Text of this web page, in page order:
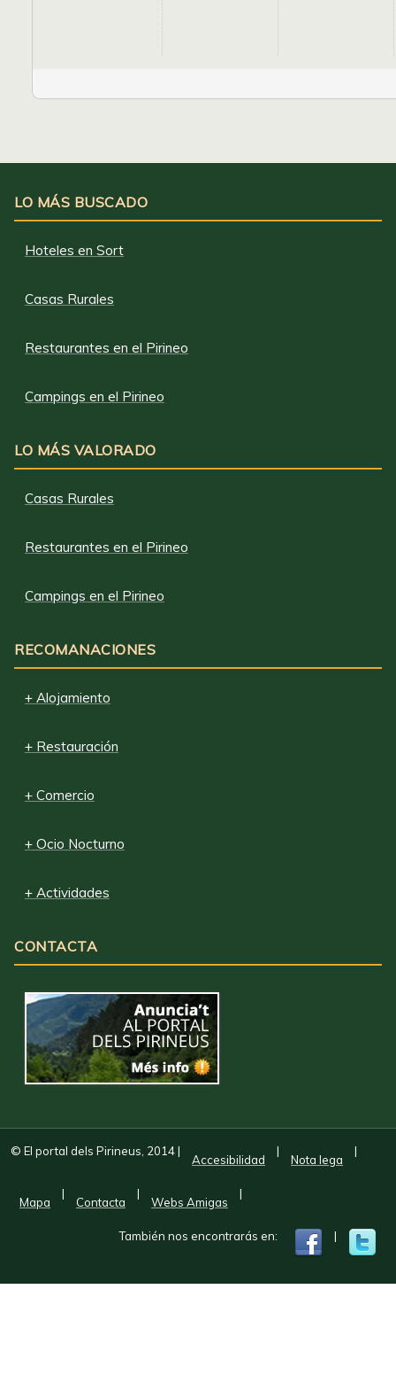
LO MÁS BUSCADO
Hoteles en Sort
Casas Rurales
Restaurantes en el Pirineo
Campings en el Pirineo
LO MÁS VALORADO
Casas Rurales
Restaurantes en el Pirineo
Campings en el Pirineo
RECOMANACIONES
+ Alojamiento
+ Restauración
+ Comercio
+ Ocio Nocturno
+ Actividades
CONTACTA
© El portal dels Pirineus, 2014|
Accesibilidad
|
Nota lega
|
Mapa
|
Contacta
|
Webs Amigas
|
También nos encontrarás en: |